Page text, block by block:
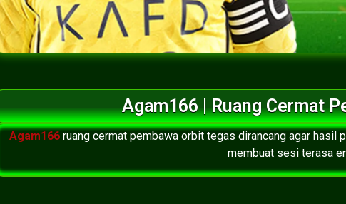
Agam166 | Ruang Cermat
Agam166 ruang cermat pembawa orbit tegas dirancang agar hasil
membuat sesi terasa